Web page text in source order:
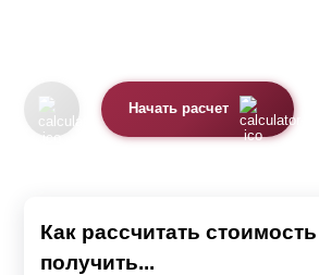
Начать расчет
Как рассчитать
получить...